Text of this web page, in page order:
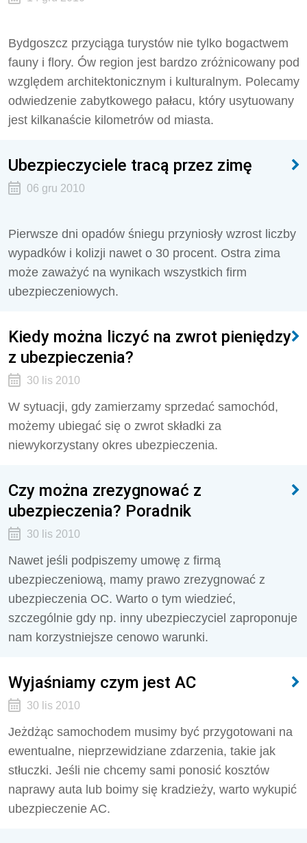
Bydgoszcz przyciąga turystów nie tylko bogactwem
fauny i flory. Ów region jest bardzo zróżnicowany pod
względem architektonicznym i kulturalnym. Polecamy
odwiedzenie zabytkowego pałacu, który usytuowany
jest kilkanaście kilometrów od miasta.
Ubezpieczyciele tracą przez zimę
06 gru 2010
Pierwsze dni opadów śniegu przyniosły wzrost liczby
wypadków i kolizji nawet o 30 procent. Ostra zima
może zaważyć na wynikach wszystkich firm
ubezpieczeniowych.
Kiedy można liczyć na zwrot pieniędzy
z ubezpieczenia?
30 lis 2010
W sytuacji, gdy zamierzamy sprzedać samochód,
możemy ubiegać się o zwrot składki za
niewykorzystany okres ubezpieczenia.
Czy można zrezygnować z
ubezpieczenia? Poradnik
30 lis 2010
Nawet jeśli podpiszemy umowę z firmą
ubezpieczeniową, mamy prawo zrezygnować z
ubezpieczenia OC. Warto o tym wiedzieć,
szczególnie gdy np. inny ubezpieczyciel zaproponuje
nam korzystniejsze cenowo warunki.
Wyjaśniamy czym jest AC
30 lis 2010
Jeżdżąc samochodem musimy być przygotowani na
ewentualne, nieprzewidziane zdarzenia, takie jak
stłuczki. Jeśli nie chcemy sami ponosić kosztów
naprawy auta lub boimy się kradzieży, warto wykupić
ubezpieczenie AC.